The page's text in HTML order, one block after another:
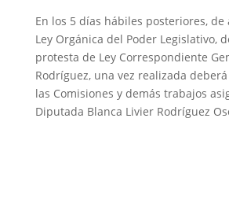
En los 5 días hábiles posteriores, de
Ley Orgánica del Poder Legislativo,
protesta de Ley Correspondiente
Rodríguez, una vez realizada
las Comisiones y demás trabajos
Diputada Blanca Livier Rodríguez